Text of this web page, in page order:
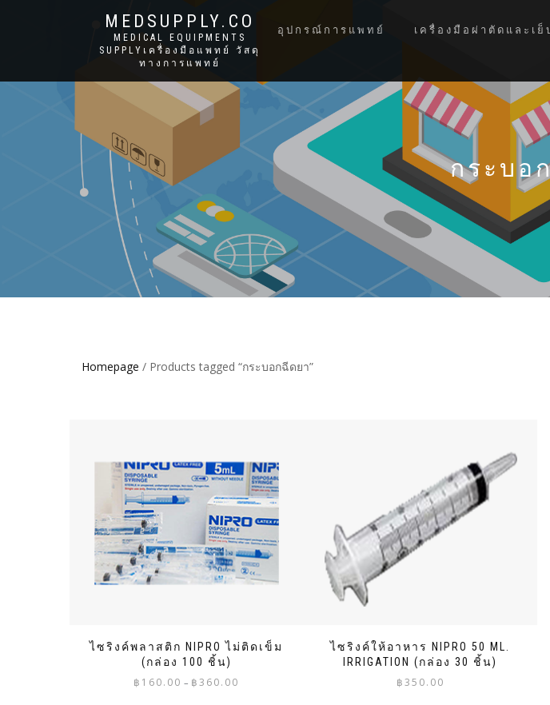
MEDSUPPLY.CO
MEDICAL EQUIPMENTS
SUPPLYเครื่องมือแพทย์ วัสดุ
ทางการแพทย์
อุปกรณ์การแพทย์ เครื่องมือผ่าตัดและเย็
กระบอ
Homepage / Products tagged “กระบอกฉีดยา”
ไซริงค์พลาสติก NIPRO ไม่ติดเข็ม
(กล่อง 100 ชิ้น)
฿ 160.00 – ฿360.00
ไซริงค์ให้อาหาร NIPRO 50 ML.
IRRIGATION (กล่อง 30 ชิ้น)
฿350.00